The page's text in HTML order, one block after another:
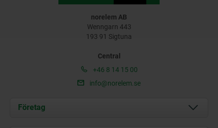
norelem AB
Wenngarn 443
193 91 Sigtuna
Central
+46 8 14 15 00
info@norelem.se
Företag